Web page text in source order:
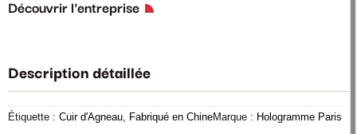
Découvrir l'entreprise
Description détaillée
Étiquette : Cuir d'Agneau, Fabriqué en ChineMarque : Hologramme Paris